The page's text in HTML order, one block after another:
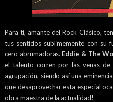
Para ti, amante del Rock Clásico,
tus sentidos sublimemente con su
cero abrumadoras. Eddie & The
el talento corren por las venas
agrupación, siendo así una
que desaprovechar esta especial
obra maestra de la actualidad!